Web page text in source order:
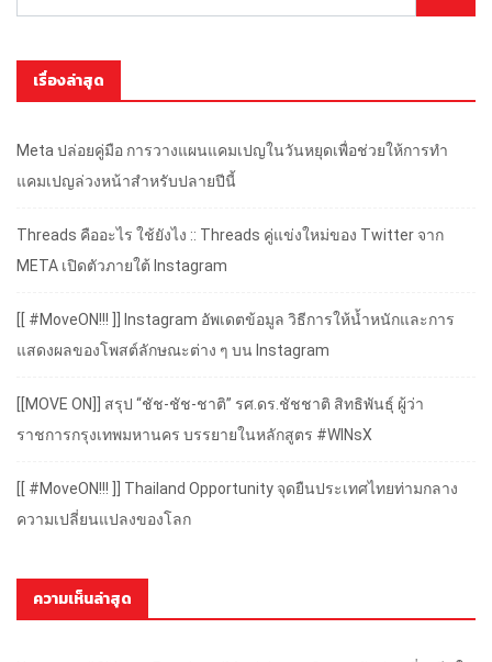
เรื่องล่าสุด
Meta ปล่อยคู่มือ การวางแผนแคมเปญในวันหยุดเพื่อช่วยให้การทำ
แคมเปญล่วงหน้าสำหรับปลายปีนี้
Threads คืออะไร ใช้ยังไง :: Threads คู่แข่งใหม่ของ Twitter จาก
META เปิดตัวภายใต้ Instagram
[[ #MoveON!!! ]] Instagram อัพเดตข้อมูล วิธีการให้น้ำหนักและการ
แสดงผลของโพสต์ลักษณะต่าง ๆ บน Instagram
[[MOVE ON]] สรุป “ชัช-ชัช-ชาติ” รศ.ดร.ชัชชาติ สิทธิพันธุ์ ผู้ว่า
ราชการกรุงเทพมหานคร บรรยายในหลักสูตร #WINsX
[[ #MoveON!!! ]] Thailand Opportunity จุดยืนประเทศไทยท่ามกลาง
ความเปลี่ยนแปลงของโลก
ความเห็นล่าสุด